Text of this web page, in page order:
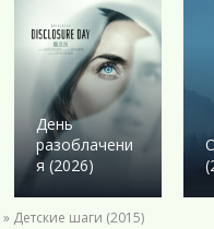
Вестерн
Военный
Детектив
Комедия
Мелодрамы
Военный
Детектив
Драма
День
разоблачени
я (2026)
» Детские шаги (2015)